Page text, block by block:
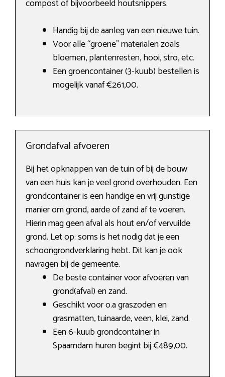
compost of bijvoorbeeld houtsnippers.
Handig bij de aanleg van een nieuwe tuin.
Voor alle “groene” materialen zoals
bloemen, plantenresten, hooi, stro, etc.
Een groencontainer (3-kuub) bestellen is
mogelijk vanaf €261,00.
Grondafval afvoeren
Bij het opknappen van de tuin of bij de bouw
van een huis kan je veel grond overhouden. Een
grondcontainer is een handige en vrij gunstige
manier om grond, aarde of zand af te voeren.
Hierin mag geen afval als hout en/of vervuilde
grond. Let op: soms is het nodig dat je een
schoongrondverklaring hebt. Dit kan je ook
navragen bij de gemeente.
De beste container voor afvoeren van
grond(afval) en zand.
Geschikt voor o.a graszoden en
grasmatten, tuinaarde, veen, klei, zand.
Een 6-kuub grondcontainer in
Spaarndam huren begint bij €489,00.